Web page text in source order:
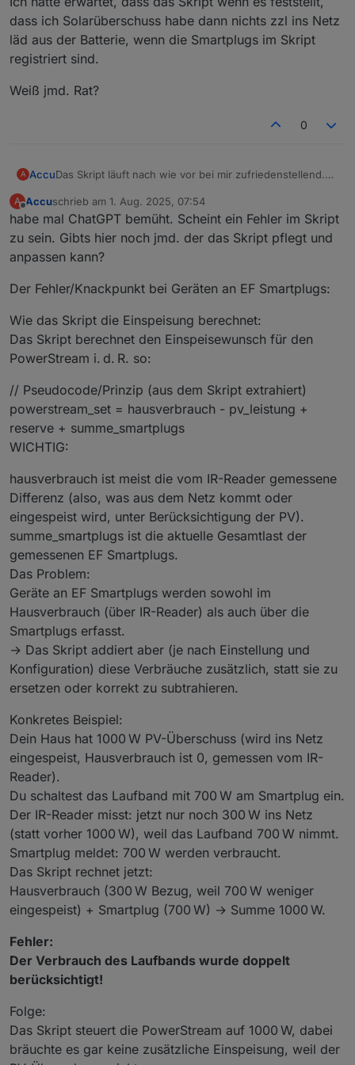
dass ich Solarüberschuss habe dann nichts zzl ins Netz
läd aus der Batterie, wenn die Smartplugs im Skript
registriert sind.
Weiß jmd. Rat?
0
A AccuDas Skript läuft nach wie vor bei mir zufriedenstellend.
habe ich jedoch festgestellt in folgender Situation:
Ich habe durch meine kleine PV Anlage Überschuss im
Hausnetz und lade bereits ins Netz rein
(überschussladung ist im Skript deaktiviert, weil ich z.B.
den Gschirrspüler direkt an der Delta Pro Steckdose
betreibe). Dann gehe ich aufs Laufband, welches an
dass ich z.B. 1kW überschuss habe, fängt der SP an den
ins Netz.
Ich hätte erwartet, dass das Skript wenn es feststellt,
dass ich Solarüberschuss habe dann nichts zzl ins Netz
läd aus der Batterie, wenn die Smartplugs im Skript
Weiß jmd. Rat?
A
Offline
Accuschrieb am 1. Aug. 2025, 07:54
zuletzt editiert von
habe mal ChatGPT bemüht. Scheint ein Fehler im Skript
zu sein. Gibts hier noch jmd. der das Skript pflegt und
anpassen kann?
Der Fehler/Knackpunkt bei Geräten an EF Smartplugs:
Wie das Skript die Einspeisung berechnet:
Das Skript berechnet den Einspeisewunsch für den
PowerStream i. d. R. so:
// Pseudocode/Prinzip (aus dem Skript extrahiert)
powerstream_set = hausverbrauch - pv_leistung +
reserve + summe_smartplugs
WICHTIG:
hausverbrauch ist meist die vom IR-Reader gemessene
Differenz (also, was aus dem Netz kommt oder
eingespeist wird, unter Berücksichtigung der PV).
summe_smartplugs ist die aktuelle Gesamtlast der
gemessenen EF Smartplugs.
Das Problem:
Geräte an EF Smartplugs werden sowohl im
Hausverbrauch (über IR-Reader) als auch über die
Smartplugs erfasst.
→ Das Skript addiert aber (je nach Einstellung und
Konfiguration) diese Verbräuche zusätzlich, statt sie zu
ersetzen oder korrekt zu subtrahieren.
Konkretes Beispiel:
Dein Haus hat 1000 W PV-Überschuss (wird ins Netz
eingespeist, Hausverbrauch ist 0, gemessen vom IR-
Reader).
Du schaltest das Laufband mit 700 W am Smartplug ein.
Der IR-Reader misst: jetzt nur noch 300 W ins Netz
(statt vorher 1000 W), weil das Laufband 700 W nimmt.
Smartplug meldet: 700 W werden verbraucht.
Das Skript rechnet jetzt:
Hausverbrauch (300 W Bezug, weil 700 W weniger
eingespeist) + Smartplug (700 W) → Summe 1000 W.
Fehler:
Der Verbrauch des Laufbands wurde doppelt
berücksichtigt!
Folge:
Das Skript steuert die PowerStream auf 1000 W, dabei
bräuchte es gar keine zusätzliche Einspeisung, weil der